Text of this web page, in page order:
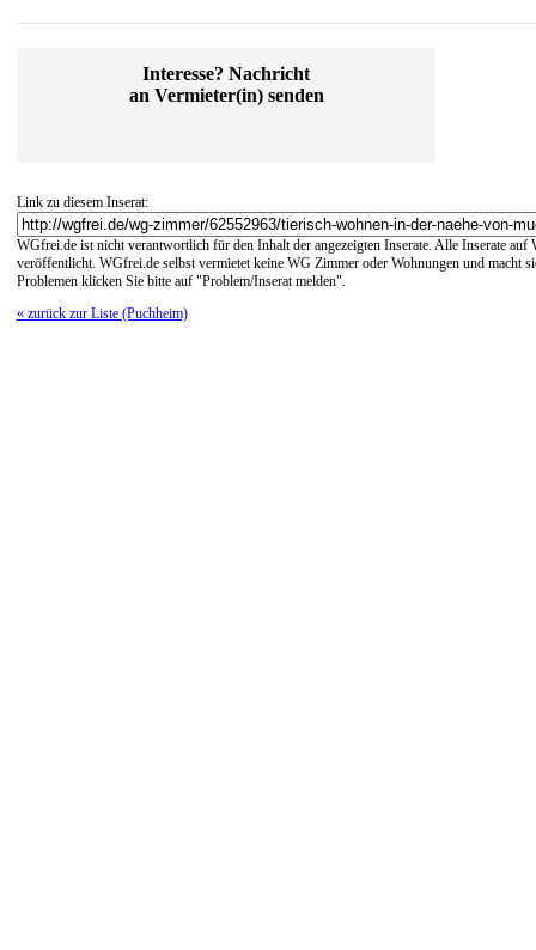
Interesse? Nachricht
an Vermieter(in) senden
Link zu diesem Inserat:
WGfrei.de ist nicht verantwortlich für den Inhalt der angezeigten Inserate. Alle Inserate
veröffentlicht. WGfrei.de selbst vermietet keine WG Zimmer oder Wohnungen und macht
Problemen klicken Sie bitte auf "Problem/Inserat melden".
« zurück zur Liste (Puchheim)